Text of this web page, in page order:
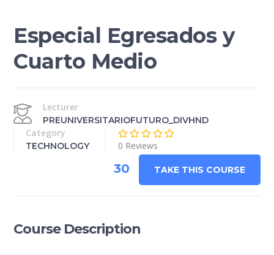
Especial Egresados y
Cuarto Medio
Lecturer
PREUNIVERSITARIOFUTURO_DIVHND
Category
TECHNOLOGY 0 Reviews
30 TAKE THIS COURSE
Course Description